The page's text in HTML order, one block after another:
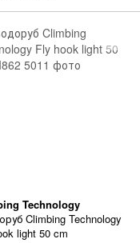
Technology
Climbing Technology
light 50 cm